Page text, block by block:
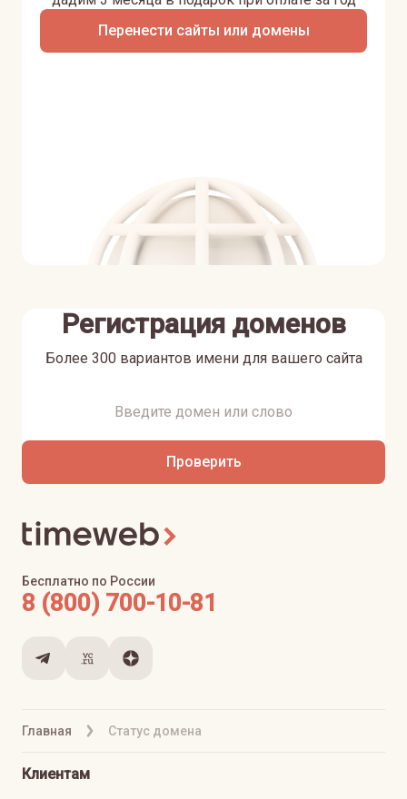
Перенести сайты или домены
Регистрация доменов
Более 300 вариантов имени для вашего сайта
Проверить
Главная Статус домена
Бесплатно по России
8 (800) 700-10-81
Клиентам